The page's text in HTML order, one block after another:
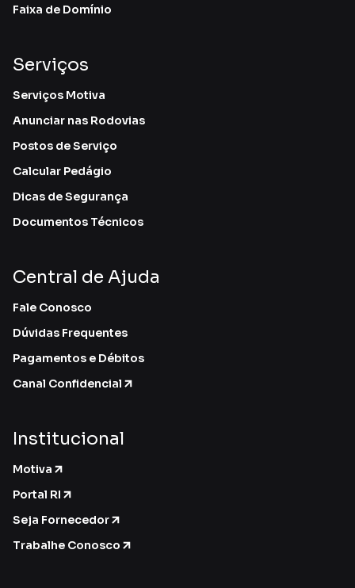
Faixa de Domínio
Serviços
Serviços Motiva
Anunciar nas Rodovias
Postos de Serviço
Calcular Pedágio
Dicas de Segurança
Documentos Técnicos
Central de Ajuda
Fale Conosco
Dúvidas Frequentes
Pagamentos e Débitos
Canal Confidencial
Institucional
Motiva
Portal RI
Seja Fornecedor
Trabalhe Conosco